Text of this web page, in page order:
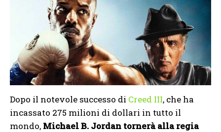
Dopo il notevole successo di Creed III, che ha
incassato 275 milioni di dollari in tutto il
mondo, Michael B. Jordan tornerà alla regia